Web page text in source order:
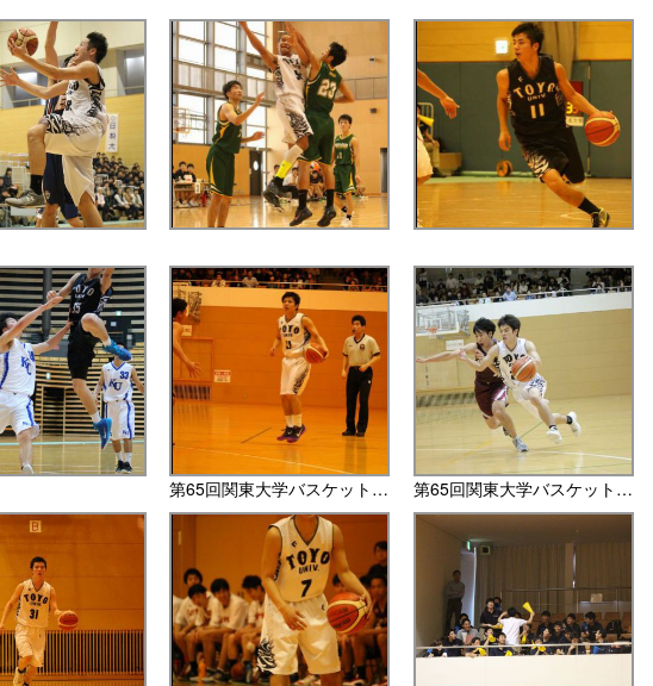
第65回関東大学バスケットボール選手権大会・上智大戦 第65回関東大学バスケットボール選手権大会・上智大戦